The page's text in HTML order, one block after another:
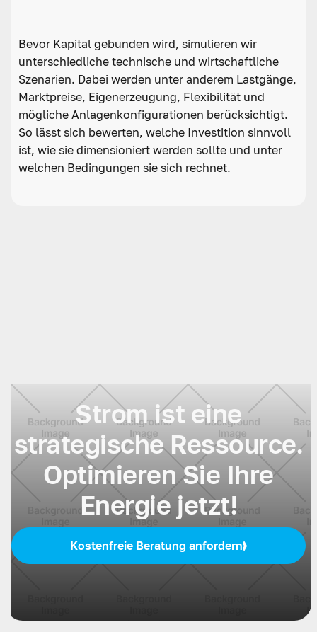
Bevor Kapital gebunden wird, simulieren wir
unterschiedliche technische und wirtschaftliche
Szenarien. Dabei werden unter anderem Lastgänge,
Marktpreise, Eigenerzeugung, Flexibilität und
mögliche Anlagenkonfigurationen berücksichtigt.
So lässt sich bewerten, welche Investition sinnvoll
ist, wie sie dimensioniert werden sollte und unter
welchen Bedingungen sie sich rechnet.
Strom ist eine
strategische Ressource.
Optimieren Sie Ihre
Energie jetzt!
Kostenfreie Beratung anfordern